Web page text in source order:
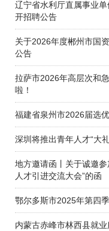
辽宁省水利厅直属事业
开招聘公告
关于2026年度郴州市国
公告
拉萨市2026年高层次和
啦！
福建省泉州市2026届选
深圳将推出青年人才“大
地方邀请函丨关于诚邀
人才引进交流大会”的函
鄂尔多斯市2025年第四
内蒙古赤峰市林西县就